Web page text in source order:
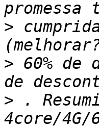
>
> 60% de
> .